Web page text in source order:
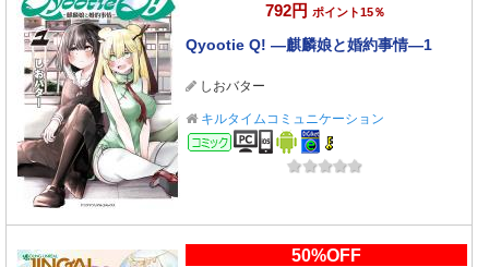
792円 ポイント15％
Qyootie Q! ―麒麟娘と婚約事情―1
しおバター
キルタイムコミュニケーション
コミック
50%OFF